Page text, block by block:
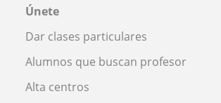
Únete
Dar clases particulares
Alumnos que buscan profesor
Alta centros